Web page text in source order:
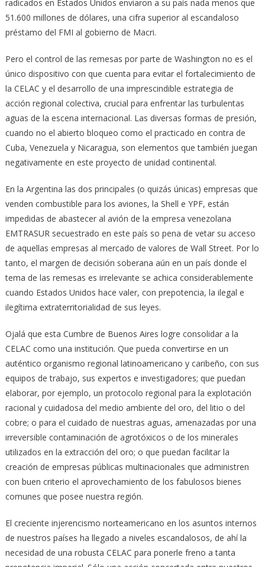
radicados en Estados Unidos enviaron a su país nada menos que
51.600 millones de dólares, una cifra superior al escandaloso
préstamo del FMI al gobierno de Macri.
Pero el control de las remesas por parte de Washington no es el
único dispositivo con que cuenta para evitar el fortalecimiento de
la CELAC y el desarrollo de una imprescindible estrategia de
acción regional colectiva, crucial para enfrentar las turbulentas
aguas de la escena internacional. Las diversas formas de presión,
cuando no el abierto bloqueo como el practicado en contra de
Cuba, Venezuela y Nicaragua, son elementos que también juegan
negativamente en este proyecto de unidad continental.
En la Argentina las dos principales (o quizás únicas) empresas que
venden combustible para los aviones, la Shell e YPF, están
impedidas de abastecer al avión de la empresa venezolana
EMTRASUR secuestrado en este país so pena de vetar su acceso
de aquellas empresas al mercado de valores de Wall Street. Por lo
tanto, el margen de decisión soberana aún en un país donde el
tema de las remesas es irrelevante se achica considerablemente
cuando Estados Unidos hace valer, con prepotencia, la ilegal e
ilegítima extraterritorialidad de sus leyes.
Ojalá que esta Cumbre de Buenos Aires logre consolidar a la
CELAC como una institución. Que pueda convertirse en un
auténtico organismo regional latinoamericano y caribeño, con sus
equipos de trabajo, sus expertos e investigadores; que puedan
elaborar, por ejemplo, un protocolo regional para la explotación
racional y cuidadosa del medio ambiente del oro, del litio o del
cobre; o para el cuidado de nuestras aguas, amenazadas por una
irreversible contaminación de agrotóxicos o de los minerales
utilizados en la extracción del oro; o que puedan facilitar la
creación de empresas públicas multinacionales que administren
con buen criterio el aprovechamiento de los fabulosos bienes
comunes que posee nuestra región.
El creciente injerencismo norteamericano en los asuntos internos
de nuestros países ha llegado a niveles escandalosos, de ahí la
necesidad de una robusta CELAC para ponerle freno a tanta